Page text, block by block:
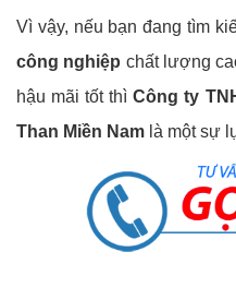
Vì vậy, nếu bạn đang tìm
công nghiệp chất lượng
hậu mãi tốt thìCông ty
Than Miền Nam là một sự